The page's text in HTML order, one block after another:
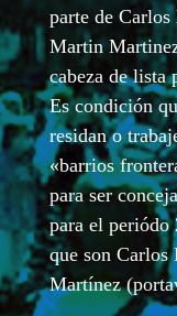
parte de
Martin
cabeza de lista
Es condición
residan o
«barrios
para ser
para el periódo
que son
Martínez